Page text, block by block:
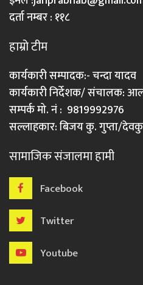
दर्ता नम्बर : ११८
हाम्रो टीम
कार्यकारी सम्पादक:- चन्दा यादव
कार्यकारी निर्देशक/ संचालक:
सम्पर्क मो. नं : 9819992976
सल्लाहकार: बिजय कु. गुप्ता/
सामाजिक संजालमा हामी
Facebook
Twitter
Youtube